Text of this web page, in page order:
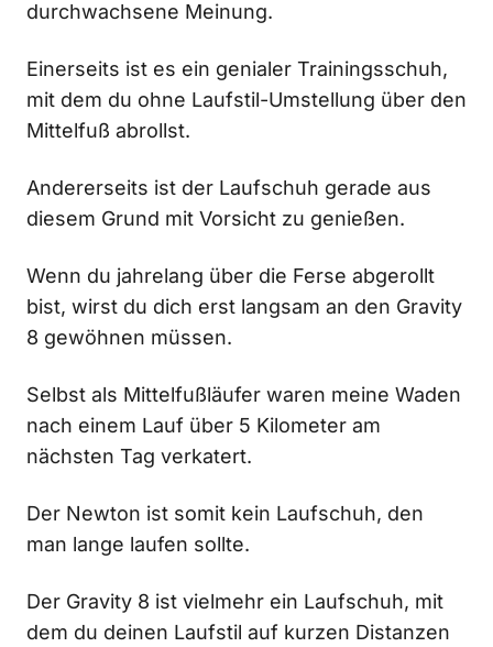
durchwachsene Meinung.
Einerseits ist es ein genialer Trainingsschuh,
mit dem du ohne Laufstil-Umstellung über den
Mittelfuß abrollst.
Andererseits ist der Laufschuh gerade aus
diesem Grund mit Vorsicht zu genießen.
Wenn du jahrelang über die Ferse abgerollt
bist, wirst du dich erst langsam an den Gravity
8 gewöhnen müssen.
Selbst als Mittelfußläufer waren meine Waden
nach einem Lauf über 5 Kilometer am
nächsten Tag verkatert.
Der Newton ist somit kein Laufschuh, den
man lange laufen sollte.
Der Gravity 8 ist vielmehr ein Laufschuh, mit
dem du deinen Laufstil auf kurzen Distanzen